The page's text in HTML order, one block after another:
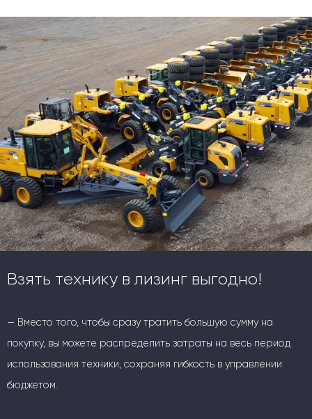
Взять технику в лизинг выгодно!
— Вместо того, чтобы сразу тратить большую сумму на
покупку, вы можете распределить затраты на весь период
использования техники, сохраняя гибкость в управлении
бюджетом.